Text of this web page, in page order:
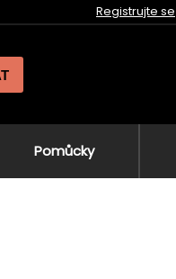
Registrujte se
Pomůcky